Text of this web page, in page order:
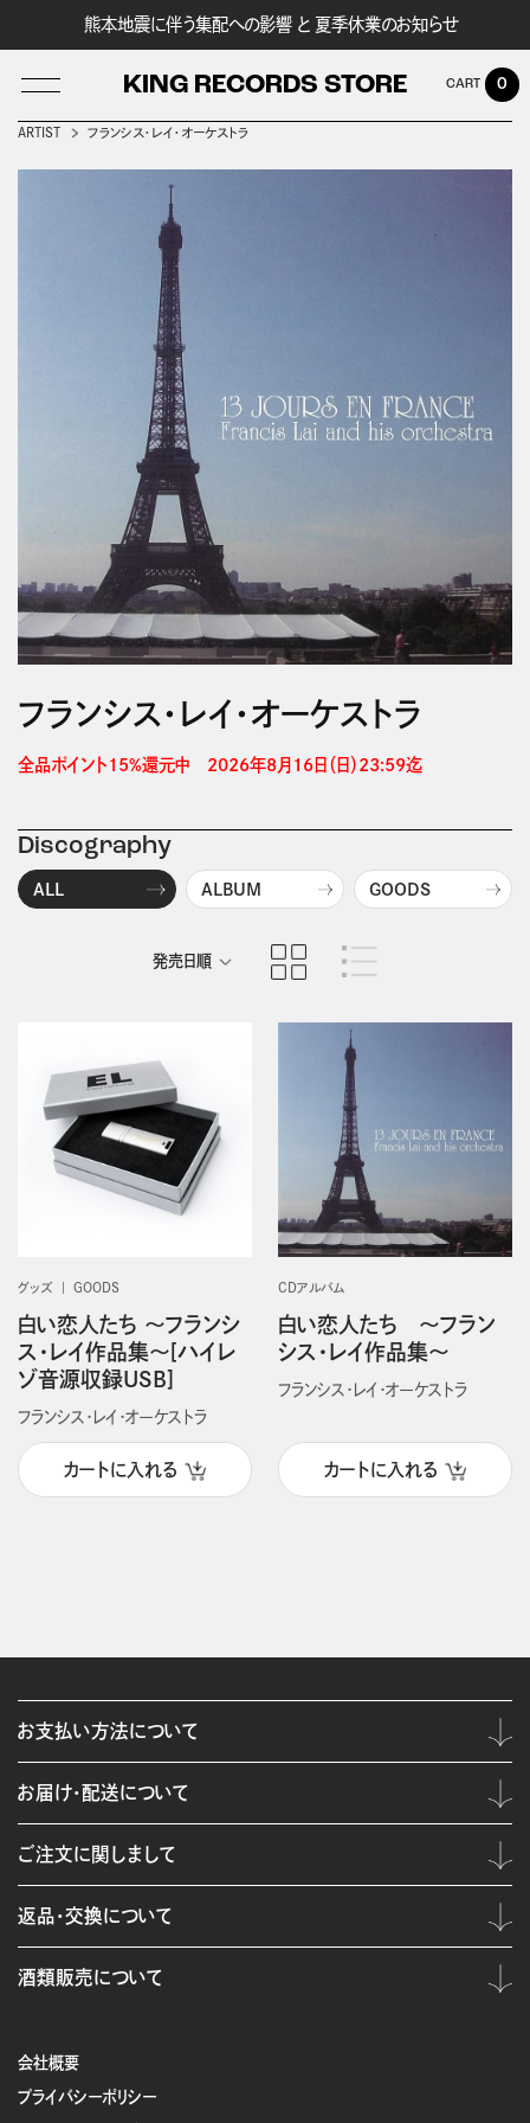
熊本地震に伴う集配への影響 と 夏季休業のお知らせ
KING RECORDS STORE 0
ARTIST フランシス・レイ・オーケストラ
フランシス・レイ・オーケストラ
全品ポイント15%還元中　2026年8月16日（日）23:59迄
Discography
ALL ALBUM GOODS
発売日順
グッズ GOODS
白い恋人たち ～フランシ
ス・レイ作品集～[ハイレ
ゾ音源収録USB]
フランシス・レイ・オーケストラ
カートに入れる
CDアルバム
白い恋人たち ～フラン
シス・レイ作品集～
フランシス・レイ・オーケストラ
カートに入れる
会社概要
プライバシーポリシー
お支払い方法について
お届け・配送について
ご注文に関しまして
返品・交換について
酒類販売について